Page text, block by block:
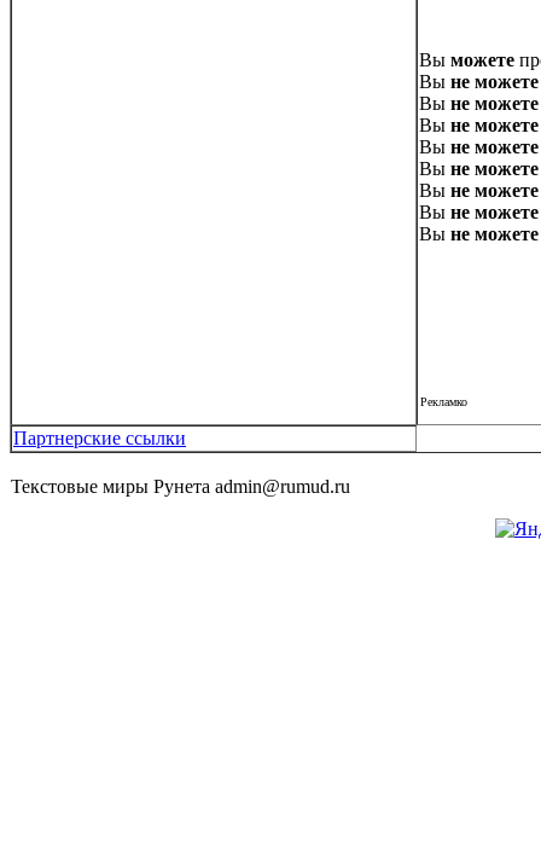
Вы можете
Вы не можете
Вы не можете
Вы не можете
Вы не можете
Вы не можете
Вы не можете
Вы не можете
Вы не можете
Рекламко
Партнерские ссылки
Текстовые миры Рунета admin@rumud.ru